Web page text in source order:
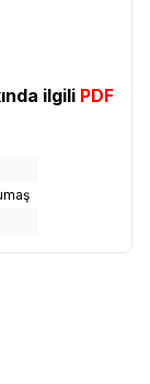
ilgili PDF